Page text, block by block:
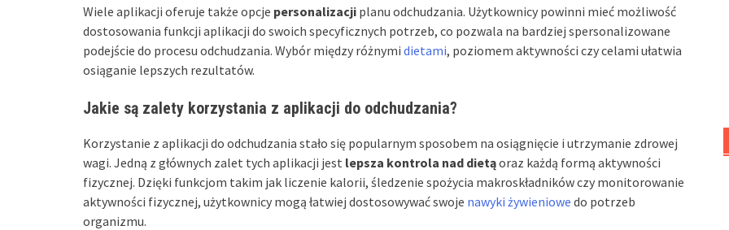
Wiele aplikacji oferuje także opcje personalizacji planu odchudzania. Użytkownicy powinni mieć możliwość
dostosowania funkcji aplikacji do swoich specyficznych potrzeb, co pozwala na bardziej spersonalizowane
podejście do procesu odchudzania. Wybór między różnymi dietami, poziomem aktywności czy celami ułatwia
osiąganie lepszych rezultatów.
Jakie są zalety korzystania z aplikacji do odchudzania?
Korzystanie z aplikacji do odchudzania stało się popularnym sposobem na osiągnięcie i utrzymanie zdrowej
wagi. Jedną z głównych zalet tych aplikacji jest lepsza kontrola nad dietąoraz każdą formą aktywności
fizycznej. Dzięki funkcjom takim jak liczenie kalorii, śledzenie spożycia makroskładników czy monitorowanie
aktywności fizycznej, użytkownicy mogą łatwiej dostosowywać swoje nawyki żywieniowe do potrzeb
organizmu.